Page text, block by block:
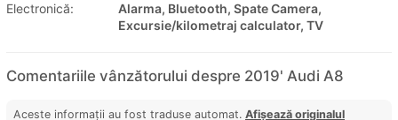
Electronică:
Alarma, Bluetooth, Spate Camera,
Excursie/kilometraj calculator, TV
Comentariile vânzătorului despre 2019' Audi A8
Aceste informații au fost traduse automat. Afișează originalul